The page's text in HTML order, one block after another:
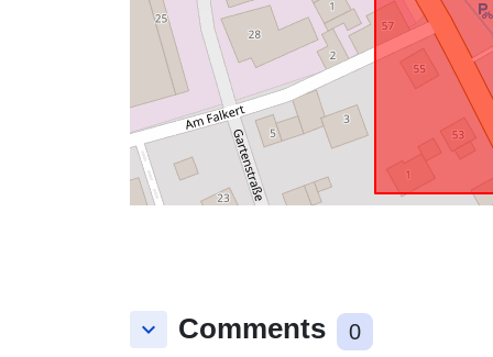
keyboard_arrow_down Comments 0